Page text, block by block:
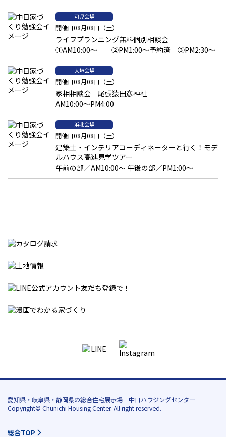
可児会場
開催日08月08日（土）
ライフプランニング無料個別相談会
①AM10:00～ ②PM1:00～予約済 ③PM2:30～
大垣会場
開催日08月08日（土）
家相相談会 尾張猿田彦神社
AM10:00～PM4:00
浜北会場
開催日08月08日（土）
建築士・インテリアコーディネーターと行く！モデ
ルハウス高速見学ツアー
午前の部／AM10:00～ 午後の部／PM1:00～
愛知県・岐阜県・静岡県の総合住宅展示場 中日ハウジングセンター
Copyright© Chunichi Housing Center. All right reserved.
総合TOP